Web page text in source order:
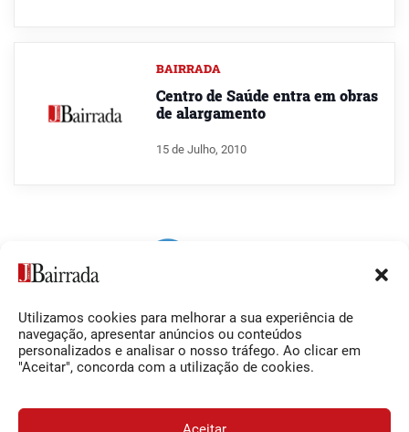
Utilizamos cookies para melhorar a sua experiência de
navegação, apresentar anúncios ou conteúdos
personalizados e analisar o nosso tráfego. Ao clicar em
"Aceitar", concorda com a utilização de cookies.
BAIRRADA
Centro de Saúde entra em obras
de alargamento
15 de Julho, 2010
Siga-nos
Facebook
O Jornal da Bairrada
Contactos